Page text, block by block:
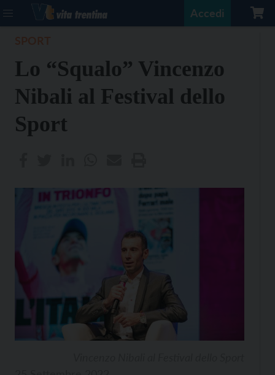
Accedi
Lo “Squalo” Vincenzo
Nibali al Festival dello
Sport